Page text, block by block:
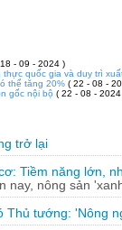
- 09 - 2024 )
quốc gia và duy trì
thể tăng 20% ( 22 - 08 -
gốc nội bộ ( 22 - 08 - 2024
trở lại
Tiềm năng lớn,
nay, nông sản
Thủ tướng: 'Nông